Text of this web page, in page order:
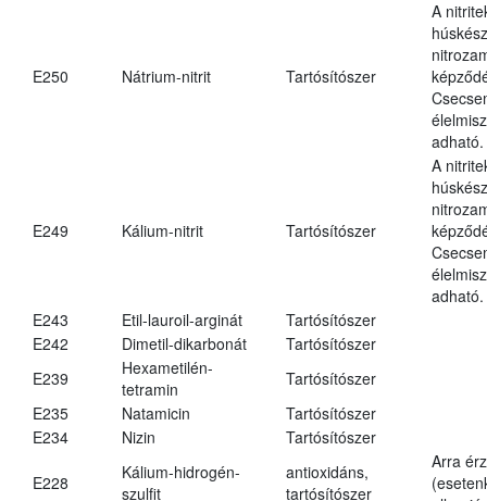
E250 Nátrium-nitrit Tartósítószer
A
adható.
E249 Kálium-nitrit Tartósítószer
A
adható.
E243
Etil-lauroil-arginát
Tartósítószer
E242
Dimetil-dikarbonát
Tartósítószer
E239
Hexametilén-
tetramin
Tartósítószer
E235
Natamicin
Tartósítószer
E234
Nizin Tartósítószer
E228
Kálium-hidrogén-
szulfit
antioxidáns,
tartósítószer
Arra